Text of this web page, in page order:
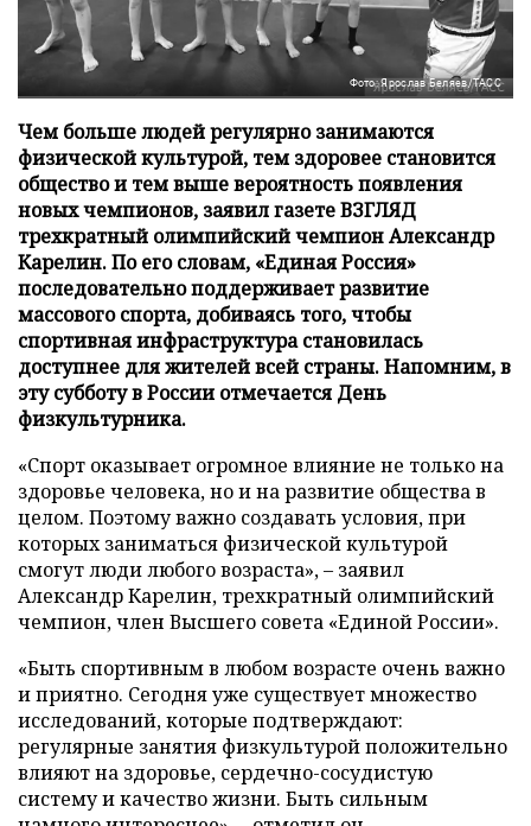
Фото: Ярослав Беляев/ТАСС
Чем больше людей регулярно занимаются
физической культурой, тем здоровее становится
общество и тем выше вероятность появления
новых чемпионов, заявил газете ВЗГЛЯД
трехкратный олимпийский чемпион Александр
Карелин. По его словам, «Единая Россия»
последовательно поддерживает развитие
массового спорта, добиваясь того, чтобы
спортивная инфраструктура становилась
доступнее для жителей всей страны. Напомним, в
эту субботу в России отмечается День
физкультурника.
«Спорт оказывает огромное влияние не только на
здоровье человека, но и на развитие общества в
целом. Поэтому важно создавать условия, при
которых заниматься физической культурой
смогут люди любого возраста», – заявил
Александр Карелин, трехкратный олимпийский
чемпион, член Высшего совета «Единой России».
«Быть спортивным в любом возрасте очень важно
и приятно. Сегодня уже существует множество
исследований, которые подтверждают:
регулярные занятия физкультурой положительно
влияют на здоровье, сердечно-сосудистую
систему и качество жизни. Быть сильным